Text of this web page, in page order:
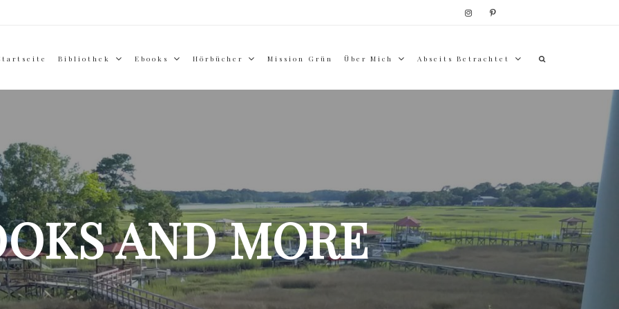
Bibliothek Ebooks Hörbücher Mission Grün Über Mich Abseits Betrachtet
AND MORE